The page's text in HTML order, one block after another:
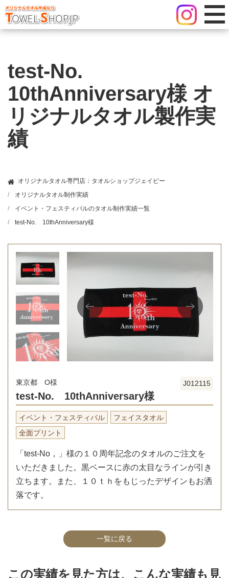
test-No.
10thAnniversary様 オ
リジナルタオル製作実
績
オリジナルタオル専門店：タオルショップジェイピー
オリジナルタオル制作実績
イベント・フェスティバルのタオル制作実績一覧
test-No. 10thAnniversary様
J012115
東京都 O様
test-No. 10thAnniversary様
イベント・フェスティバル
フェイスタオル
全面プリント
「test-No，」様の１０周年記念のタオルのご注文を
いただきました。黒ベースに赤の太目なラインが引き
立ちます。また、１０ｔｈをもじったデザインもお洒
落です。
一覧に戻る
この実績を見た方は、こんな実績も見